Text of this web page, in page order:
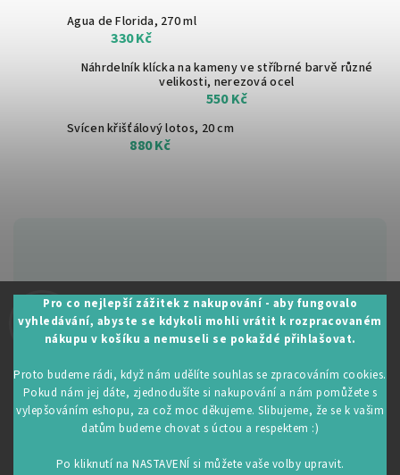
Pro co nejlepší zážitek z nakupování - aby fungovalo
vyhledávání, abyste se kdykoli mohli vrátit k rozpracovaném
nákupu v košíku a nemuseli se pokaždé přihlašovat.
Proto budeme rádi, když nám udělíte souhlas se zpracováním cookies.
Pokud nám jej dáte, zjednodušíte si nakupování a nám pomůžete s
vylepšováním eshopu, za což moc děkujeme. Slibujeme, že se k vašim
datům budeme chovat s úctou a respektem :)
Po kliknutí na NASTAVENÍ si můžete vaše volby upravit.
Zákaznická podpora:
+420 605 530 014
Agua de Florida, 270 ml
330 Kč
Náhrdelník klícka na kameny ve stříbrné barvě různé
velikosti, nerezová ocel
550 Kč
Svícen křišťálový lotos, 20 cm
880 Kč
Upravit nastavení cookies